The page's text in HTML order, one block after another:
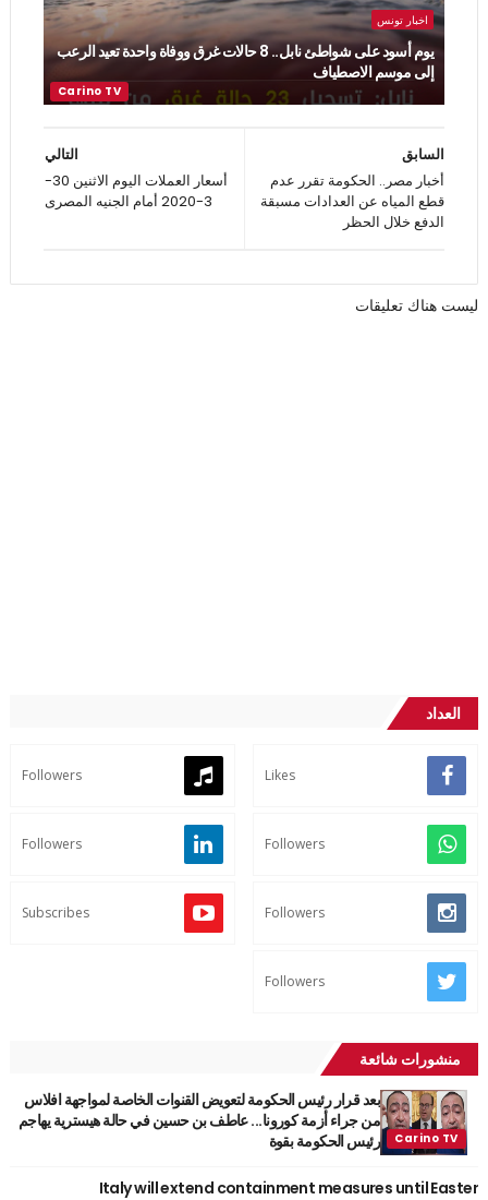
اخبار تونس
يوم أسود على شواطئ نابل.. 8 حالات غرق ووفاة واحدة تعيد الرعب
إلى موسم الاصطياف
التالي
أسعار العملات اليوم الاثنين 30-
3-2020 أمام الجنيه المصرى
السابق
أخبار مصر.. الحكومة تقرر عدم
قطع المياه عن العدادات مسبقة
الدفع خلال الحظر
ليست هناك تعليقات
العداد
Likes
Followers
Followers
Followers
Followers
Subscribes
Followers
منشورات شائعة
بعد قرار رئيس الحكومة لتعويض القنوات الخاصة لمواجهة افلاس
من جراء أزمة كورونا... عاطف بن حسين في حالة هيسترية يهاجم
رئيس الحكومة بقوة
Italy will extend containment measures until Easter